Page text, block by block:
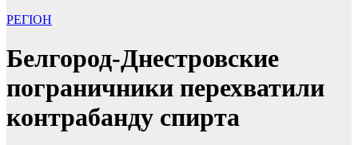
РЕГІОН
Белгород-Днестровские
пограничники перехватили
контрабанду спирта